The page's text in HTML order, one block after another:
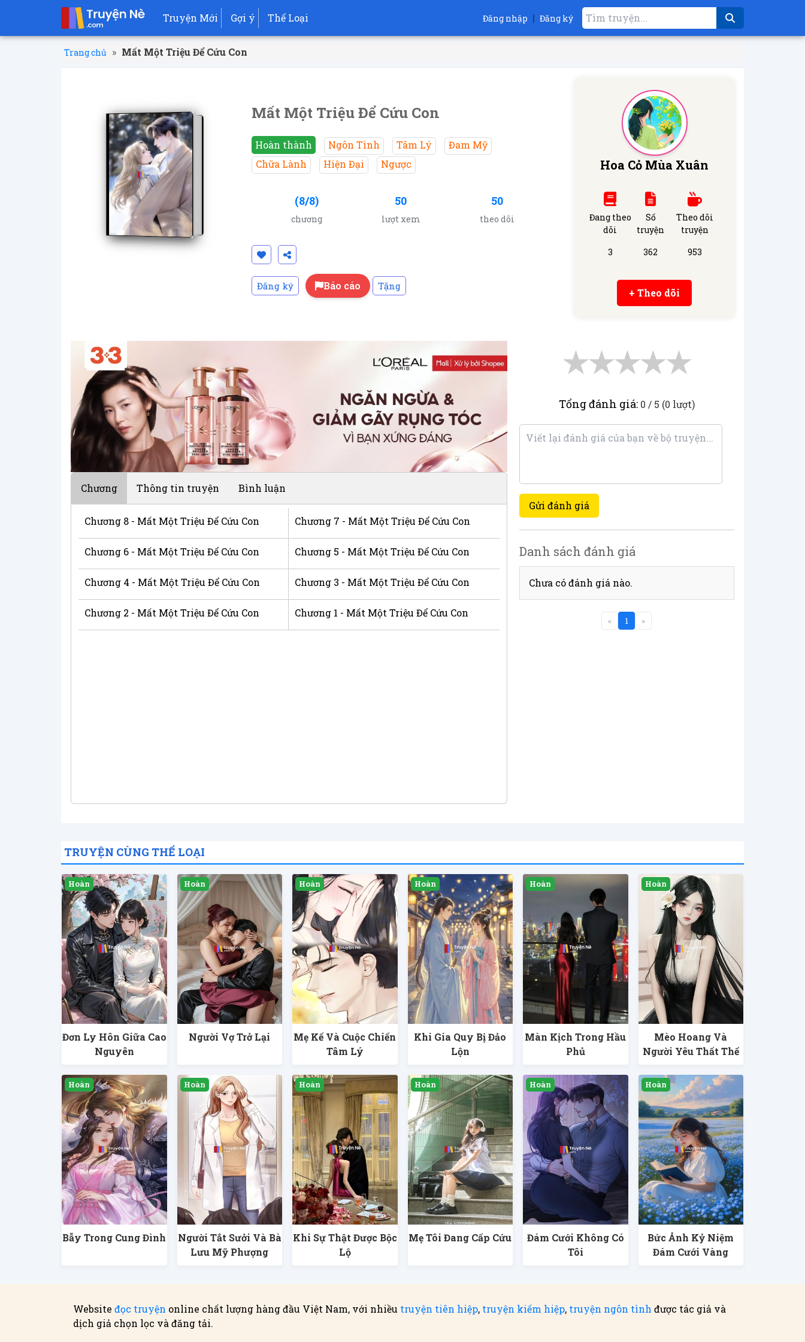
Truyện Mới Gợi ý Thể Loại Đăng nhập | Đăng ký
Trang chủ » Mất Một Triệu Để Cứu Con
Mất Một Triệu Để Cứu Con
Hoàn thành Ngôn Tình Tâm Lý
Đam Mỹ
Chữa Lành
Hiện Đại Ngược
(8/8)
chương
50
lượt xem
50
theo dõi
Đăng ký Báo cáo Tặng
Hoa Cỏ Mùa Xuân
Đang theo
dõi
3
Số
truyện
362
Theo dõi
truyện
953
+ Theo dõi
Chương Thông tin truyện Bình luận
Chương 8 - Mất Một Triệu Để Cứu Con Chương 7 - Mất Một Triệu Để Cứu Con
Chương 6 - Mất Một Triệu Để Cứu Con Chương 5 - Mất Một Triệu Để Cứu Con
Chương 4 - Mất Một Triệu Để Cứu Con Chương 3 - Mất Một Triệu Để Cứu Con
Chương 2 - Mất Một Triệu Để Cứu Con Chương 1 - Mất Một Triệu Để Cứu Con
★
★
★
★
★
Tổng đánh giá: 0 / 5 (0 lượt)
Gửi đánh giá
Danh sách đánh giá
Chưa có đánh giá nào.
« 1 »
TRUYỆN CÙNG THỂ LOẠI
Đơn Ly Hôn Giữa Cao
Nguyên
Người Vợ Trở Lại
Mẹ Kế Và Cuộc Chiến
Tâm Lý
Khi Gia Quy Bị Đảo
Lộn
Màn Kịch Trong Hầu
Phủ
Mèo Hoang Và
Người Yêu Thất Thế
Bẫy Trong Cung Đình
Người Tắt Sưởi Và Bà
Lưu Mỹ Phượng
Khi Sự Thật Được Bộc
Lộ
Mẹ Tôi Đang Cấp Cứu
Đám Cưới Không Có
Tôi
Bức Ảnh Kỷ Niệm
Đám Cưới Vàng
Website đọc truyện online chất lượng hàng đầu Việt Nam, với nhiều truyện tiên hiệp, truyện kiếm hiệp, truyện ngôn tình được tác giả và
dịch giả chọn lọc và đăng tải.